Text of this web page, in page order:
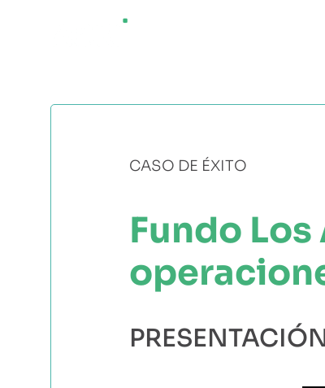
CASO DE ÉXITO
Fundo